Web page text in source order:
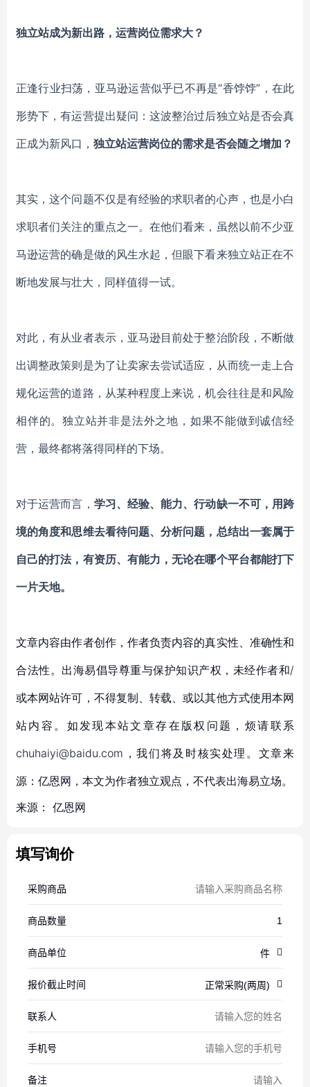
独立站成为新出路，运营岗位需求大？
正逢行业扫荡，亚马逊运营似乎已不再是“香饽饽”，在此
形势下，有运营提出疑问： 这波整治过后独立站是否会真
正成为新风口， 独立站运营岗位的需求是否会随之增加？
其实，这个问题不仅是有经验的求职者的心声，也是小白
求职者们关注的重点之一。在他们看来，虽然以前不少亚
马逊运营的确是做的风生水起，但眼下看来独立站正在不
断地发展与壮大，同样值得一试。
对此，有从业者表示，亚马逊目前处于整治阶段，不断做
出调整政策则是为了让卖家去尝试适应，从而统一走上合
规化运营的道路，从某种程度上来说，机会往往是和风险
相伴的。独立站并非是法外之地，如果不能做到诚信经
营，最终都将落得同样的下场。
对于运营而言， 学习、经验、能力、行动缺一不可，用跨
境的角度和思维去看待问题、分析问题，总结出一套属于
自己的打法，有资历、有能力，无论在哪个平台都能打下
一片天地。
文章内容由作者创作，作者负责内容的真实性、准确性和
合法性。出海易倡导尊重与保护知识产权，未经作者和/
或本网站许可，不得复制、转载、或以其他方式使用本网
站内容。如发现本站文章存在版权问题，烦请联系
chuhaiyi@baidu.com，我们将及时核实处理。文章来
源：亿恩网，本文为作者独立观点，不代表出海易立场。
来源： 亿恩网
填写询价